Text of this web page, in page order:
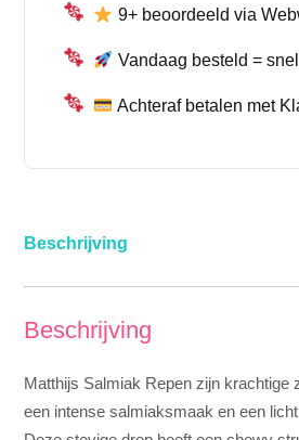
9+ beoordeeld via
Vandaag besteld =
Achteraf betalen met
Beschrijving
Beschrijving
Matthijs Salmiak Repen zijn krachtige
een intense salmiaksmaak en een